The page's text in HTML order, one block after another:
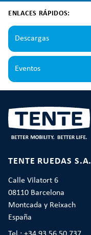
ENLACES RÁPIDOS:
Descargas
Eventos
TENTE RUEDAS S.A.
Calle Vilatort 6
08110 Barcelona
Montcada y Reixach
España